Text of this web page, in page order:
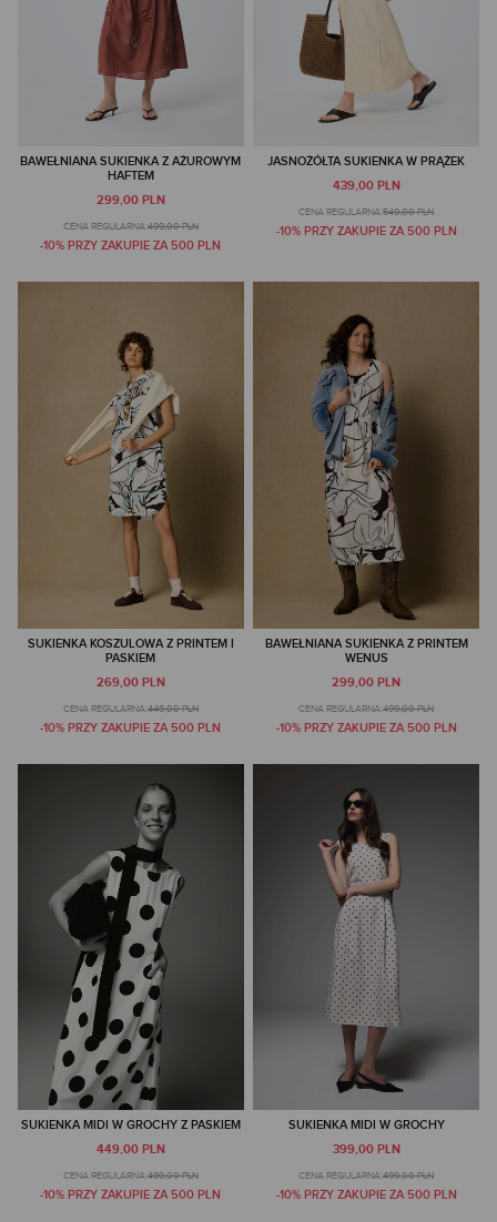
BAWEŁNIANA SUKIENKA Z AŻUROWYM
HAFTEM
299,00 PLN
CENA REGULARNA:499,00 PLN
-10% PRZY ZAKUPIE ZA 500 PLN
JASNOŻÓŁTA SUKIENKA W PRĄŻEK
439,00 PLN
CENA REGULARNA:549,00 PLN
-10% PRZY ZAKUPIE ZA 500 PLN
SUKIENKA KOSZULOWA Z PRINTEM I
PASKIEM
269,00 PLN
CENA REGULARNA:449,00 PLN
-10% PRZY ZAKUPIE ZA 500 PLN
BAWEŁNIANA SUKIENKA Z PRINTEM
WENUS
299,00 PLN
CENA REGULARNA:499,00 PLN
-10% PRZY ZAKUPIE ZA 500 PLN
SUKIENKA MIDI W GROCHY Z PASKIEM
449,00 PLN
CENA REGULARNA:499,00 PLN
-10% PRZY ZAKUPIE ZA 500 PLN
SUKIENKA MIDI W GROCHY
399,00 PLN
CENA REGULARNA:499,00 PLN
-10% PRZY ZAKUPIE ZA 500 PLN